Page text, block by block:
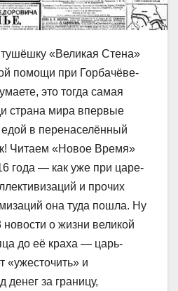
«Великая Стена»
помощи при Горбачёве-
это тогда самая
страна мира впервые
в перенаселённый
Читаем «Новое Время»
года — как уже при царе-
и прочих
она туда пошла. Ну
о жизни великой
до её краха — царь-
«ужесточить» и
денег за границу,